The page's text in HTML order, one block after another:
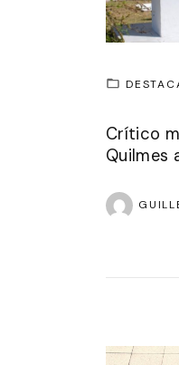
Crítico
Quilmes